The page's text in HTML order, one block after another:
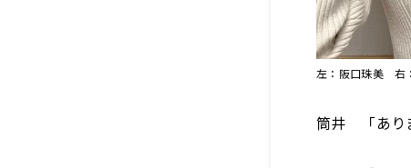
左：阪口珠美 右
筒井 「あり